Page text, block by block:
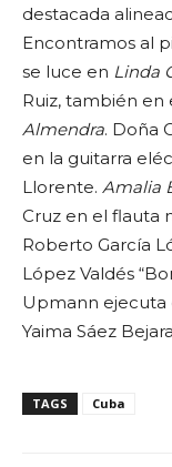
destacada
Encontramos al
se luce en Linda
Ruiz, también en
Almendra. Doña
en la guitarra
Llorente. Amalia
Cruz en el flauta
Roberto García
López Valdés
Upmann ejecuta
Yaima Sáez
TAGS Cuba